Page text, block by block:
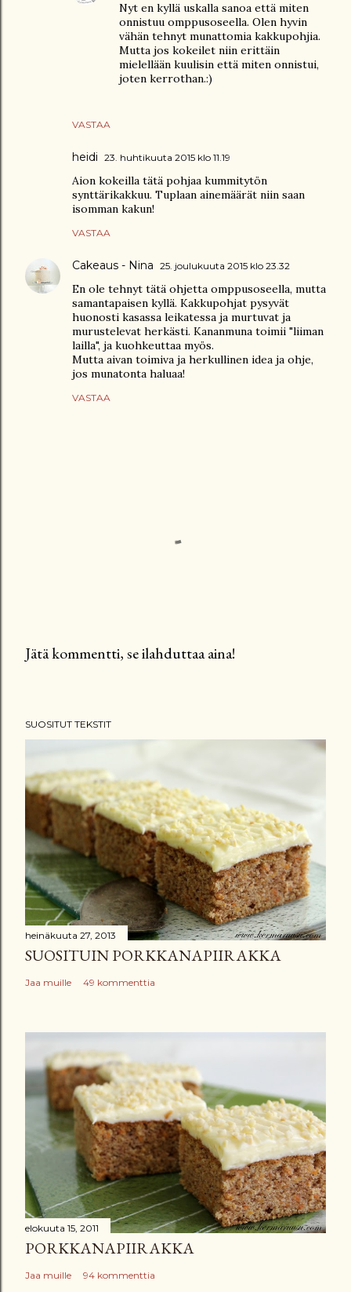
VASTAA
Nyt en kyllä uskalla sanoa että miten
onnistuu omppusoseella. Olen hyvin
vähän tehnyt munattomia kakkupohjia.
Mutta jos kokeilet niin erittäin
mielellään kuulisin että miten onnistui,
joten kerrothan.:)
heidi 23. huhtikuuta 2015 klo 11.19
Aion kokeilla tätä pohjaa kummitytön
synttärikakkuu. Tuplaan ainemäärät niin saan
isomman kakun!
VASTAA
Cakeaus - Nina 25. joulukuuta 2015 klo 23.32
En ole tehnyt tätä ohjetta omppusoseella, mutta
samantapaisen kyllä. Kakkupohjat pysyvät
huonosti kasassa leikatessa ja murtuvat ja
murustelevat herkästi. Kananmuna toimii "liiman
lailla", ja kuohkeuttaa myös.
Mutta aivan toimiva ja herkullinen idea ja ohje,
jos munatonta haluaa!
VASTAA
e
ä
k
m
m
e
n
t
t
i
Jätä kommentti, se ilahduttaa aina!
SUOSITUT TEKSTIT
heinäkuuta 27, 2013
SUOSITUIN PORKKANAPIIRAKKA
Jaa muille 49 kommenttia
elokuuta 15, 2011
PORKKANAPIIRAKKA
Jaa muille 94 kommenttia